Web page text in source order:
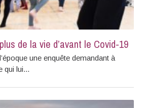
de la vie d’avant le Covid-19
une enquête demandant à
qui lui...